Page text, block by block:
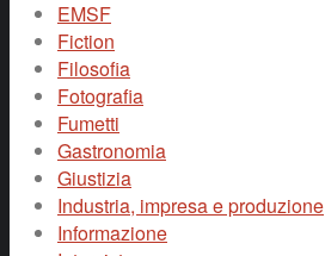
EMSF
Fiction
Filosofia
Fotografia
Fumetti
Gastronomia
Giustizia
Industria, impresa e produzione
Informazione